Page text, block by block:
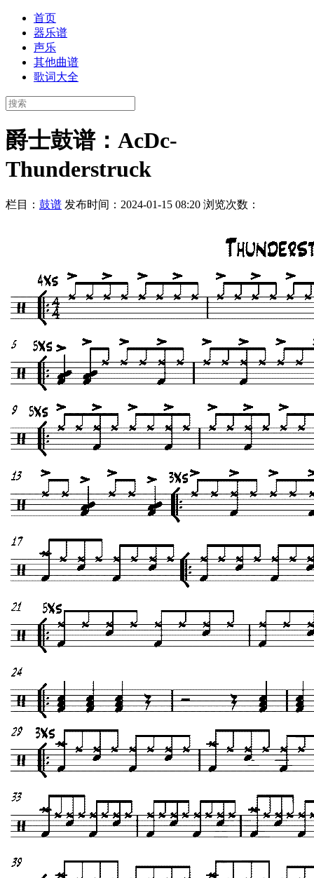
首页
器乐谱
声乐
其他曲谱
歌词大全
爵士鼓谱：AcDc-
Thunderstruck
栏目： 鼓谱 发布时间：2024-01-15 08:20 浏览次数：